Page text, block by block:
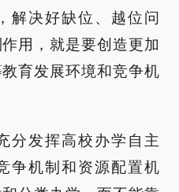
解决好缺位、越位问
用，就是要创造更加
育发展环境和竞争机
分发挥高校办学自主
争机制和资源配置机